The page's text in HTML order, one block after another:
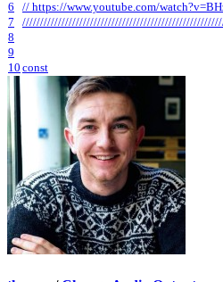
6
// https://www.youtube.com/
7
8
9
10 const